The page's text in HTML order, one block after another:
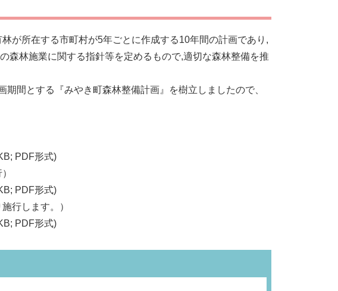
が所在する市町村が5年ごとに作成する10年間の計画であり,
森林施業に関する指針等を定めるもので,適切な森林整備を推
間とする『みやき町森林整備計画』を樹立しましたので、
PDF形式)
PDF形式)
行します。）
PDF形式)